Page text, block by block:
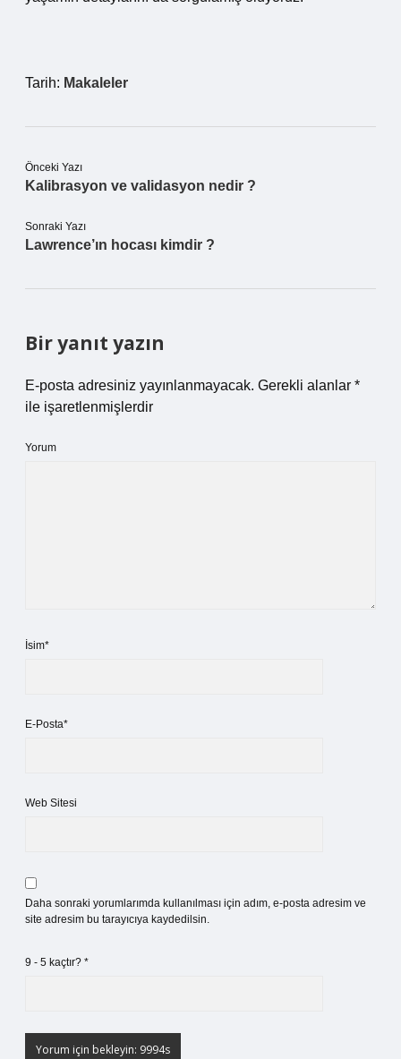
Tarih: Makaleler
Önceki Yazı
Kalibrasyon ve validasyon nedir ?
Sonraki Yazı
Lawrence’ın hocası kimdir ?
Bir yanıt yazın
E-posta adresiniz yayınlanmayacak. Gerekli alanlar *
ile işaretlenmişlerdir
Yorum
İsim*
E-Posta*
Web Sitesi
Daha sonraki yorumlarımda kullanılması için adım, e-posta adresim ve
site adresim bu tarayıcıya kaydedilsin.
9 - 5 kaçtır? *